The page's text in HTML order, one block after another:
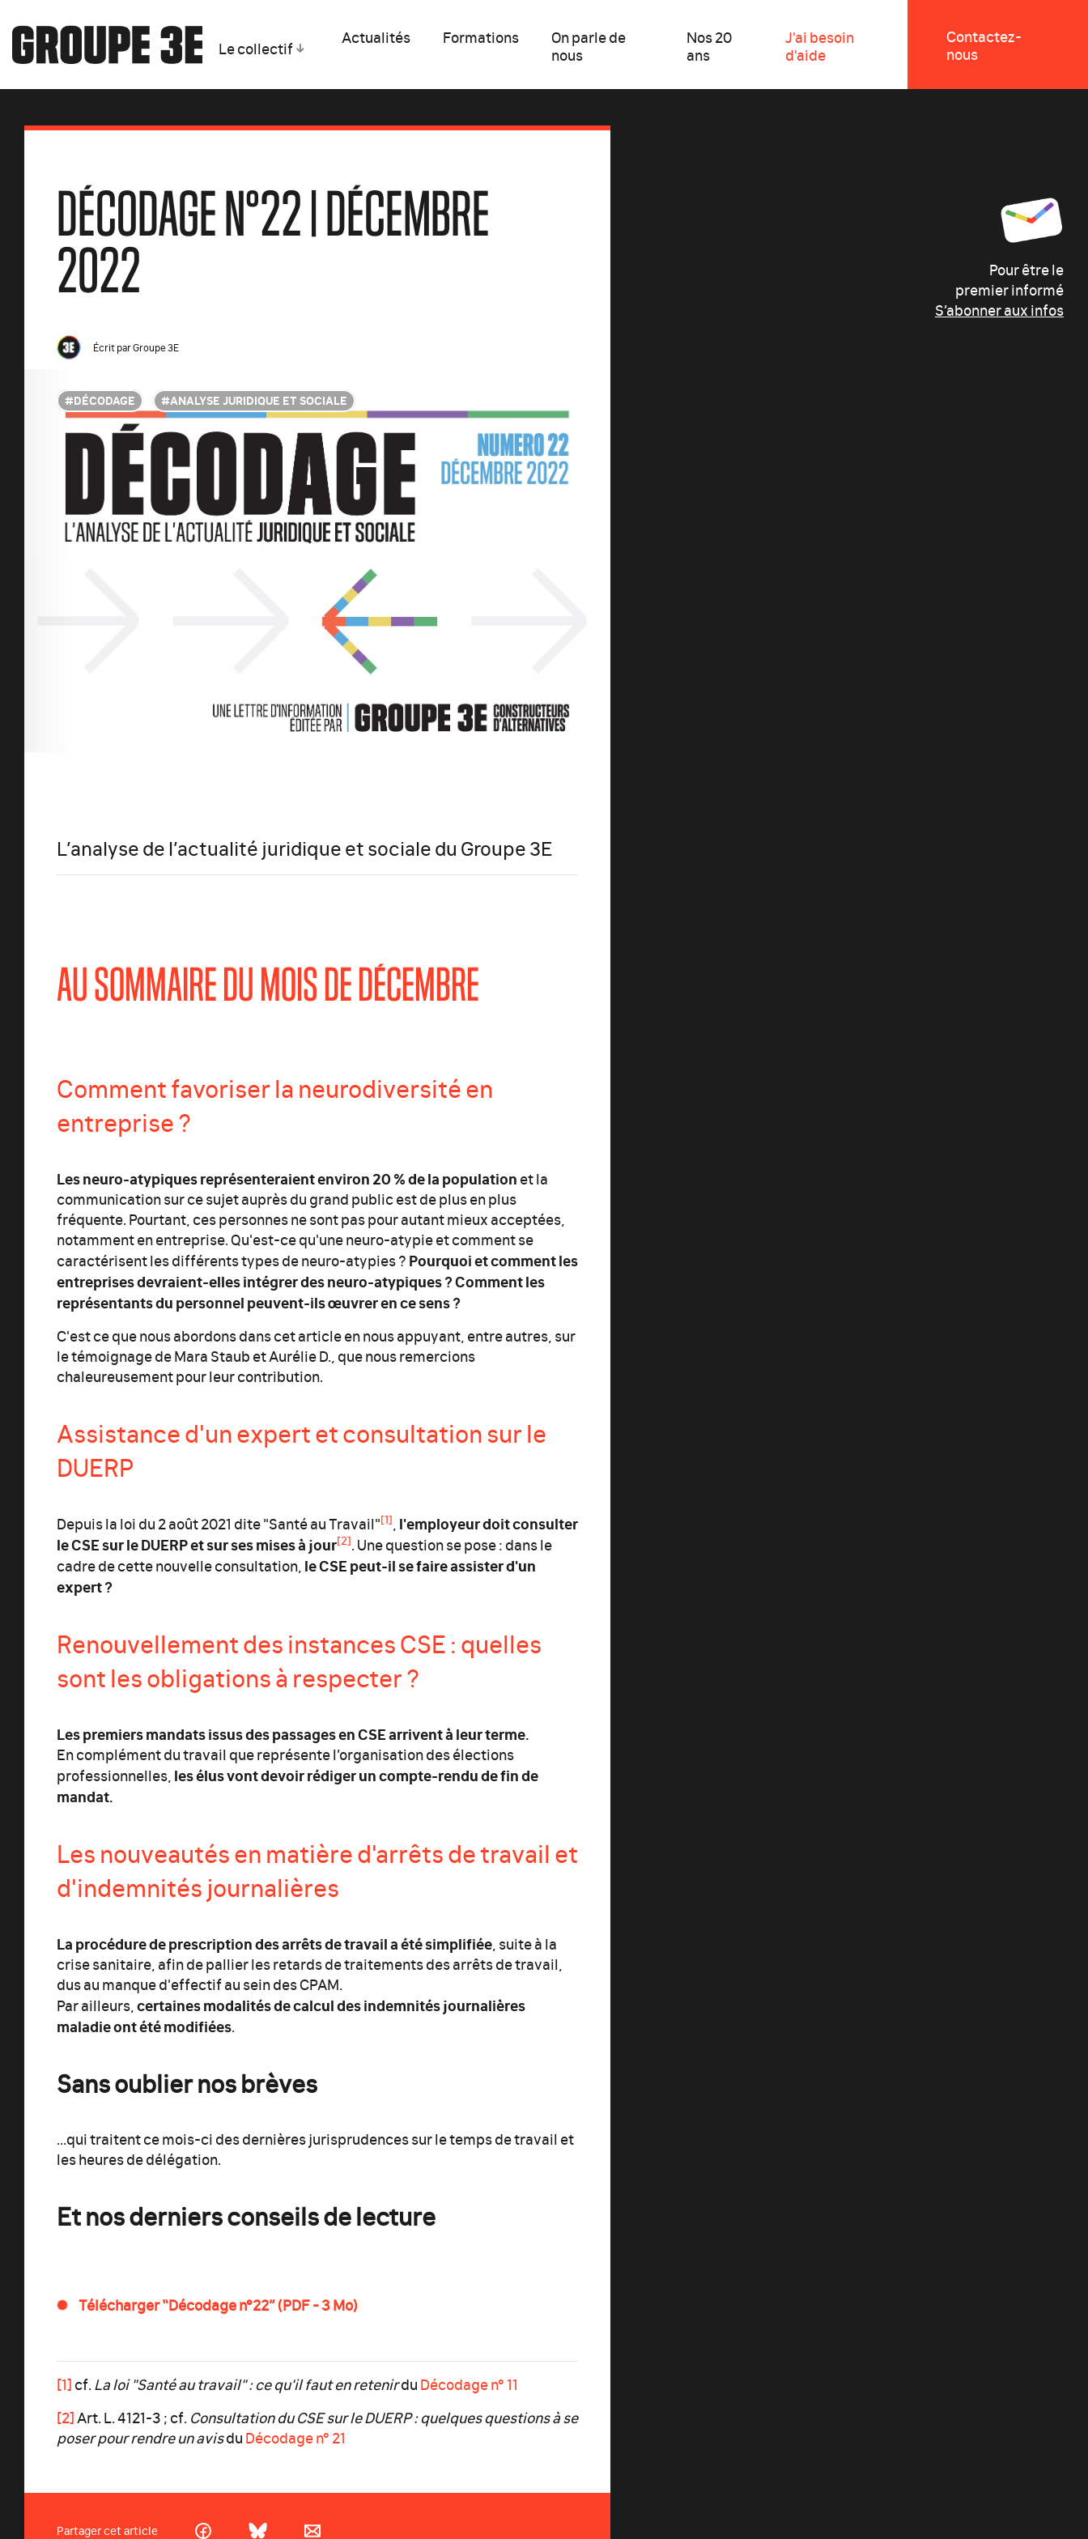
Contactez-
nous
Le collectif
Actualités Formations
On parle de
nous
Nos 20
ans
J'ai besoin
d'aide
DÉCODAGE N°22 | DÉCEMBRE
2022
Écrit parGroupe 3E
DÉCODAGE ANALYSE JURIDIQUE ET SOCIALE
L’analyse de l’actualité juridique et sociale du Groupe 3E
AU SOMMAIRE DU MOIS DE DÉCEMBRE
Comment favoriser la neurodiversité en
entreprise ?
Les neuro-atypiques représenteraient environ 20 % de la populationet la
communication sur ce sujet auprès du grand public est de plus en plus
fréquente. Pourtant, ces personnes ne sont pas pour autant mieux acceptées,
notamment en entreprise. Qu'est-ce qu'une neuro-atypie et comment se
caractérisent les différents types de neuro-atypies ?Pourquoi et comment les
entreprises devraient-elles intégrer des neuro-atypiques ? Comment les
représentants du personnel peuvent-ils œuvrer en ce sens ?
C'est ce que nous abordons dans cet article en nous appuyant, entre autres, sur
le témoignage de Mara Staub et Aurélie D., que nous remercions
chaleureusement pour leur contribution.
Assistance d'un expert et consultation sur le
DUERP
Depuis la loi du 2 août 2021 dite "Santé au Travail"[1] l'employeur doit consulter
le CSE sur le DUERP et sur ses mises à jour[2]. Une question se pose : dans le
cadre de cette nouvelle consultation, le CSE peut-il se faire assister d'un
expert ?
Renouvellement des instances CSE :quelles
sont les obligations à respecter ?
Les premiers mandats issus des passages en CSE arrivent à leur terme.
En complément du travail que représente l’organisation des élections
professionnelles, les élus vont devoir rédiger un compte-rendu de fin de
mandat.
Les nouveautés en matière d'arrêts de travail et
d'indemnités journalières
La procédure de prescription des arrêts de travail a été simplifiée , suite à la
crise sanitaire, afin de pallier les retards de traitements des arrêts de travail,
dus au manque d'effectif au sein des CPAM.
Par ailleurs, certaines modalités de calcul des indemnités journalières
maladie ont été modifiées.
Sans oublier nos brèves
...qui traitent ce mois-ci des dernières jurisprudences sur le temps de travail et
les heures de délégation.
Et nos derniers conseils de lecture
Télécharger “Décodage n°22” (PDF - 3 Mo)
[1]cf.La loi "Santé au travail" : ce qu'il faut en retenirduDécodage n° 11
[2]Art. L. 4121-3 ; cf. Consultation du CSE sur le DUERP : quelques questions à se
poser pour rendre un avisduDécodage n° 21
Partager cet article
Pour être le
premier informé
S’abonner aux infos